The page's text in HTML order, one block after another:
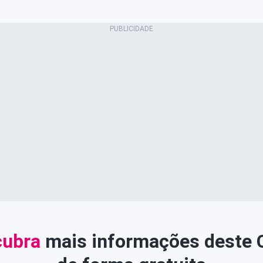
mais informações deste